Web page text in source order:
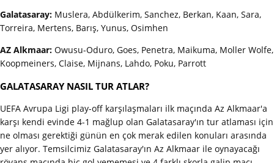
Galatasaray: Muslera, Abdülkerim, Sanchez, Berkan, Kaan, Sara,
Torreira, Mertens, Barış, Yunus, Osimhen
AZ Alkmaar: Owusu-Oduro, Goes, Penetra, Maikuma, Moller Wolfe,
Koopmeiners, Claise, Mijnans, Lahdo, Poku, Parrott
GALATASARAY NASIL TUR ATLAR?
UEFA Avrupa Ligi play-off karşılaşmaları ilk maçında Az Alkmaar'a
karşı kendi evinde 4-1 mağlup olan Galatasaray'ın tur atlaması için
ne olması gerektiği günün en çok merak edilen konuları arasında
yer alıyor. Temsilcimiz Galatasaray'ın Az Alkmaar ile oynayacağı